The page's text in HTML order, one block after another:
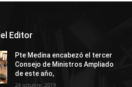
Editor
Pte Medina encabezó el tercer
Consejo de Ministros Ampliado
de este año,
24 octubre, 2019